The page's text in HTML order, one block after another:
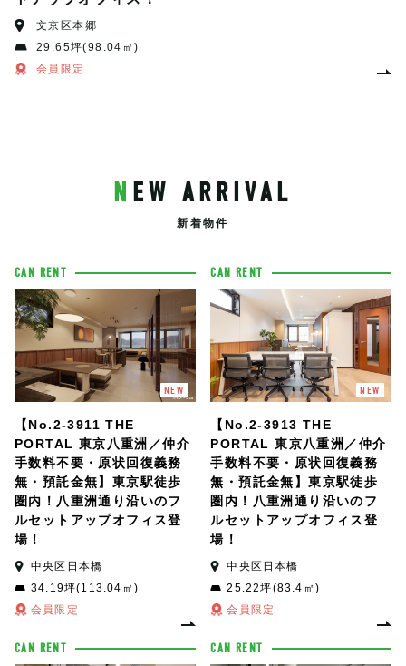
文京区本郷
29.65坪(98.04㎡)
会員限定
NEW ARRIVAL
新着物件
CAN RENT
NEW
【No.2-3911 THE
PORTAL 東京八重洲／仲介
手数料不要・原状回復義務
無・預託金無】東京駅徒歩
圏内！八重洲通り沿いのフ
ルセットアップオフィス登
場！
中央区日本橋
34.19坪(113.04㎡)
会員限定
CAN RENT
NEW
【No.2-3913 THE
PORTAL 東京八重洲／仲介
手数料不要・原状回復義務
無・預託金無】東京駅徒歩
圏内！八重洲通り沿いのフ
ルセットアップオフィス登
場！
中央区日本橋
25.22坪(83.4㎡)
会員限定
CAN RENT CAN RENT